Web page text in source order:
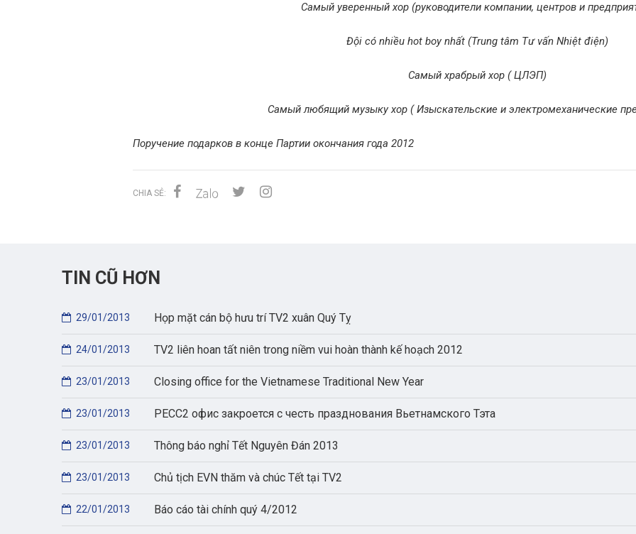
Самый уверенный хор (руководители компании, центров и
Đội có nhiều hot boy nhất (Trung tâm Tư vấn Nhiệt điện)
Самый храбрый хор ( ЦЛЭП)
Самый любящий музыку хор ( Изыскательские и электромеханические
Поручение подарков в конце Партии окончания года 2012
CHIA SẺ:
TIN CŨ HƠN
Họp mặt cán bộ hưu trí TV2 xuân Quý Tỵ
29/01/2013
TV2 liên hoan tất niên trong niềm vui hoàn thành kế hoạch 2012
24/01/2013
Closing office for the Vietnamese Traditional New Year
23/01/2013
PECC2 офис закроется с честь празднования Вьетнамского Тэта
23/01/2013
Thông báo nghỉ Tết Nguyên Đán 2013
23/01/2013
Chủ tịch EVN thăm và chúc Tết tại TV2
23/01/2013
Báo cáo tài chính quý 4/2012
22/01/2013